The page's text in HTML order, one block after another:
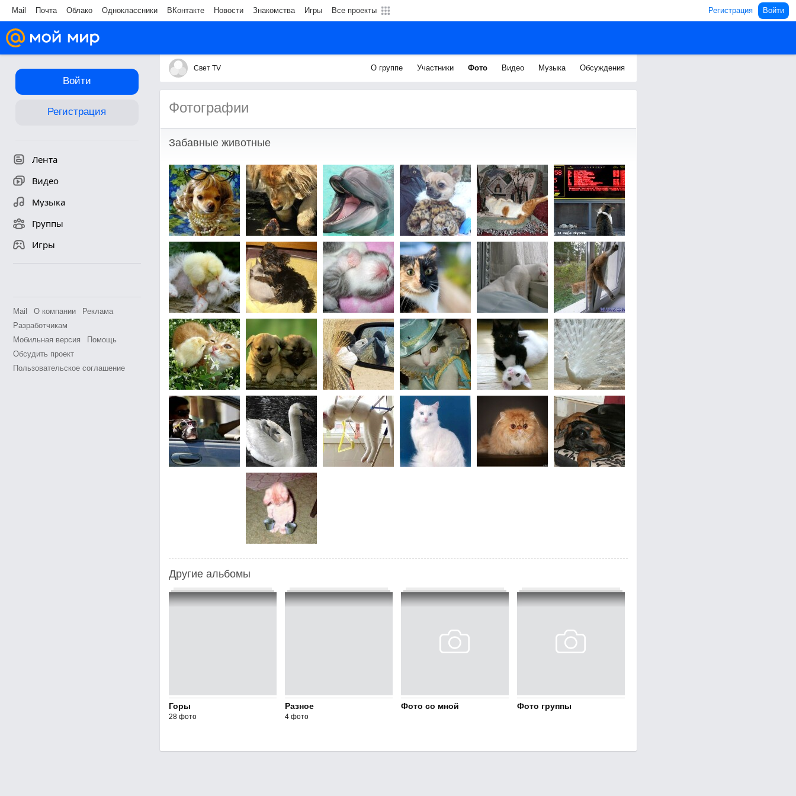
Mail Почта Облако Одноклассники ВКонтакте Новости Знакомства Игры Все проекты Регистрация Войти
Войти
Регистрация
Лента
Видео
Музыка
Группы
Игры
Mail О компании
Реклама
Разработчикам
Мобильная версия
Помощь
Обсудить проект
Пользовательское соглашение
Свет ТV О группе Участники Фото Видео Музыка Обсуждения
Фотографии
Забавные животные
Другие альбомы
Горы
28 фото
Разное
4 фото
Фото со мной Фото группы